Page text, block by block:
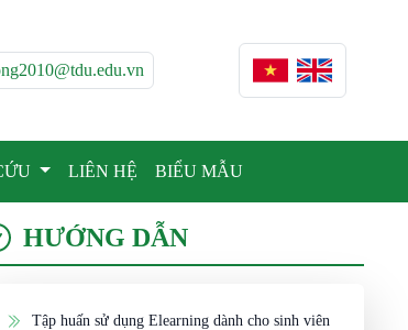
LIÊN HỆ BIỂU MẪU
HƯỚNG DẪN
Tập huấn sử dụng Elearning dành cho sinh viên